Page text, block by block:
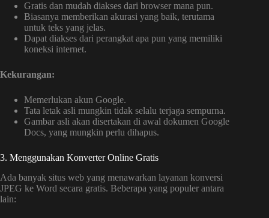
Gratis dan mudah diakses dari browser mana pun.
Biasanya memberikan akurasi yang baik, terutama
untuk teks yang jelas.
Dapat diakses dari perangkat apa pun yang memiliki
koneksi internet.
Kekurangan:
Memerlukan akun Google.
Tata letak asli mungkin tidak selalu terjaga sempurna.
Gambar asli akan disertakan di awal dokumen Google
Docs, yang mungkin perlu dihapus.
3. Menggunakan Konverter Online Gratis
Ada banyak situs web yang menawarkan layanan konversi
JPEG ke Word secara gratis. Beberapa yang populer antara
lain: